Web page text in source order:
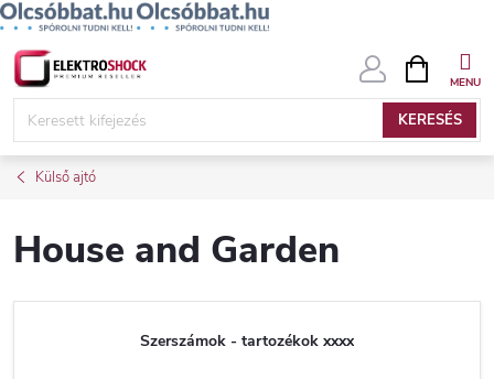
Ugrás
KERESÉS
KOSÁR
Külső ajtó
House and Garden
Szerszámok - tartozékok xxxx